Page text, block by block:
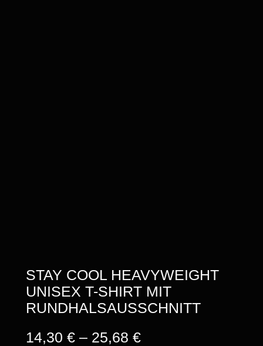
STAY COOL HEAVYWEIGHT
UNISEX T-SHIRT MIT
RUNDHALSAUSSCHNITT
14,30 € – 25,68 €P